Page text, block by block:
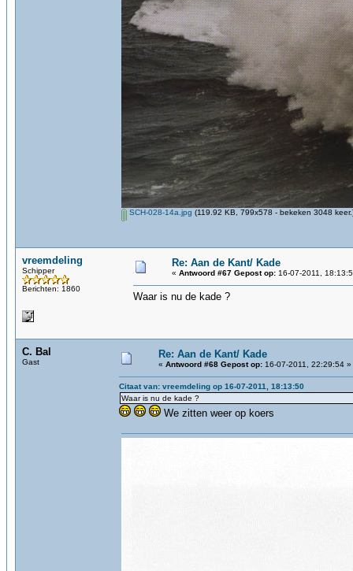
SCH-028-14a.jpg (119.92 KB, 799x578 - bekeken 3048
vreemdeling
Schipper
Berichten: 1860
Re: Aan de Kant/ Kade
« Antwoord #67 Gepost op: 16-07-2011,
Waar is nu de kade ?
C. Bal
Gast
Re: Aan de Kant/ Kade
« Antwoord #68 Gepost op: 16-07-2011, 22:29:54 »
Citaat van: vreemdeling op 16-07-2011, 18:13:50
Waar is nu de kade ?
We zitten weer op koers